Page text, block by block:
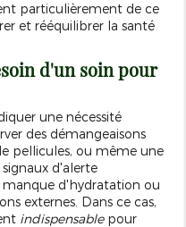
particulièrement de ce
et rééquilibrer la santé
d'un soin pour
une nécessité
des démangeaisons
pellicules, ou même une
d'alerte
d'hydratation ou
externes. Dans ce cas,
indispensablepour